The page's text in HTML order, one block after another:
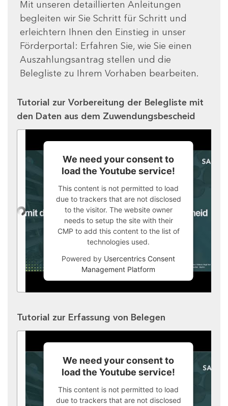
Mit unseren detaillierten Anleitungen
begleiten wir Sie Schritt für Schritt und
erleichtern Ihnen den Einstieg in unser
Förderportal: Erfahren Sie, wie Sie einen
Auszahlungsantrag stellen und die
Belegliste zu Ihrem Vorhaben bearbeiten.
Tutorial zur Vorbereitung der Belegliste mit
den Daten aus dem Zuwendungsbescheid
We need your consent to
load the Youtube service!
This content is not permitted to load
due to trackers that are not disclosed
to the visitor. The website owner
needs to setup the site with their
CMP to add this content to the list of
technologies used.
Powered by Usercentrics Consent
Management Platform
Tutorial zur Erfassung von Belegen
We need your consent to
load the Youtube service!
This content is not permitted to load
due to trackers that are not disclosed